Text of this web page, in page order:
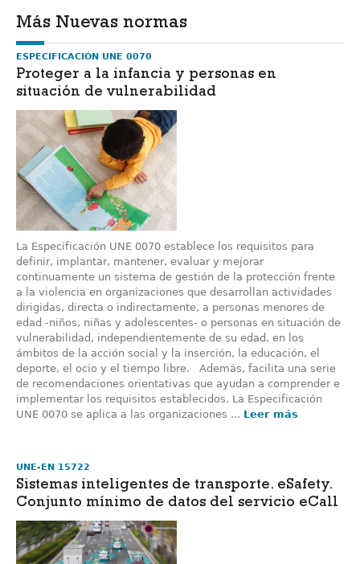
Más Nuevas normas
ESPECIFICACIÓN UNE 0070
Proteger a la infancia y personas en
situación de vulnerabilidad
La Especificación UNE 0070 establece los requisitos para
definir, implantar, mantener, evaluar y mejorar
continuamente un sistema de gestión de la protección frente
a la violencia en organizaciones que desarrollan actividades
dirigidas, directa o indirectamente, a personas menores de
edad -niños, niñas y adolescentes- o personas en situación de
vulnerabilidad, independientemente de su edad, en los
ámbitos de la acción social y la inserción, la educación, el
deporte, el ocio y el tiempo libre. Además, facilita una serie
de recomendaciones orientativas que ayudan a comprender e
implementar los requisitos establecidos. La Especificación
UNE 0070 se aplica a las organizaciones ... Leer más
UNE-EN 15722
Sistemas inteligentes de transporte. eSafety.
Conjunto mínimo de datos del servicio eCall